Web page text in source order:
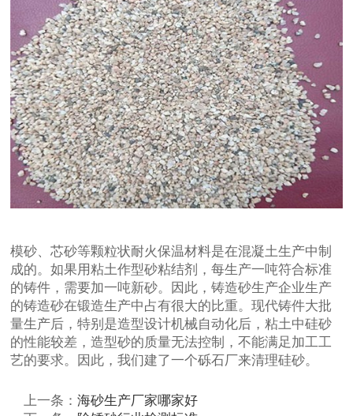
模砂、芯砂等颗粒状耐火保温材料是在混凝土生产中制
成的。如果用粘土作型砂粘结剂，每生产一吨符合标准
的铸件，需要加一吨新砂。因此，铸造砂生产企业生产
的铸造砂在锻造生产中占有很大的比重。现代铸件大批
量生产后，特别是造型设计机械自动化后，粘土中硅砂
的性能较差，造型砂的质量无法控制，不能满足加工工
艺的要求。因此，我们建了一个砾石厂来清理硅砂。
上一条：海砂生产厂家哪家好